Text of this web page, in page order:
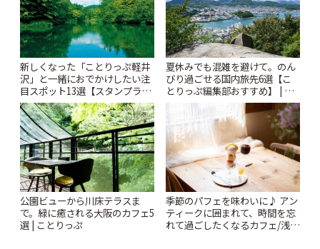
新しくなった「ことりっぷ軽井
沢」と一緒におでかけしたい注
目スポット13選【スタンプラリ
ー開催中】 | ことりっぷ
夏休みでも混雑を避けて。のん
びり過ごせる国内旅先6選【こ
とりっぷ編集部おすすめ】 | こ
とりっぷ
公園ビューから川床テラスま
で。緑に癒される大阪のカフェ5
選 | ことりっぷ
季節のパフェを味わいに♪ アン
ティークに囲まれて、時間を忘
れて過ごしたくなるカフェ/浅草